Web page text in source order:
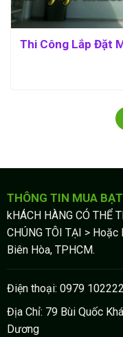
Thi Công Lắp Đặt
THÔNG TIN MUA BẠT
kHÁCH HÀNG CÓ THỂ
CHÚNG TÔI TẠI >
Biên Hòa, TPHCM.
Điện thoại: 0979
Địa Chỉ: 79 Bùi Quốc
Dương